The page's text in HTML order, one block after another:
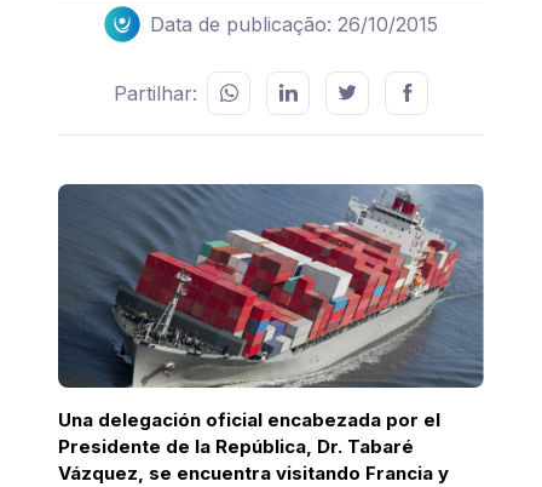
Data de publicação: 26/10/2015
Partilhar:
Una delegación oficial encabezada por el
Presidente de la República, Dr. Tabaré
Vázquez, se encuentra visitando Francia y